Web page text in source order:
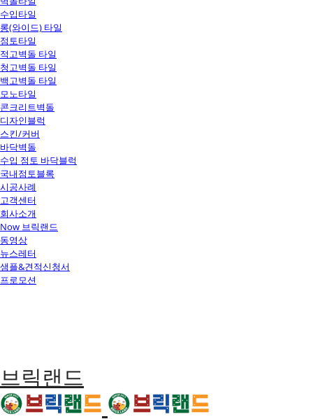
수입타일
롱(와이드) 타일
점토타일
적고벽돌 타일
청고벽돌 타일
백고벽돌 타일
모노타일
콘크리트벽돌
디자인블럭
스킨/커버
바닥벽돌
수입 점토 바닥블럭
국내점토블록
시공사례
고객센터
회사소개
Now 브릭랜드
동영상
뉴스레터
샘플&견적신청서
프로모션
브릭랜드